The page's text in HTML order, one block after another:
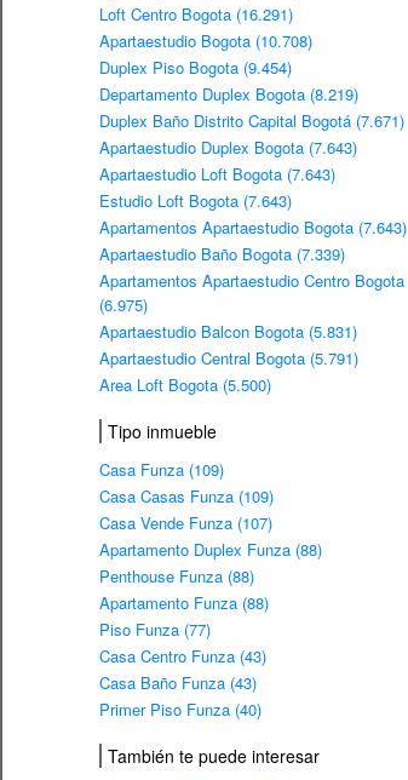
Loft Centro Bogota (16.291)
Apartaestudio Bogota (10.708)
Duplex Piso Bogota (9.454)
Departamento Duplex Bogota (8.219)
Duplex Baño Distrito Capital Bogotá (7.671)
Apartaestudio Duplex Bogota (7.643)
Apartaestudio Loft Bogota (7.643)
Estudio Loft Bogota (7.643)
Apartamentos Apartaestudio Bogota (7.643)
Apartaestudio Baño Bogota (7.339)
Apartamentos Apartaestudio Centro Bogota
(6.975)
Apartaestudio Balcon Bogota (5.831)
Apartaestudio Central Bogota (5.791)
Area Loft Bogota (5.500)
Tipo inmueble
Casa Funza (109)
Casa Casas Funza (109)
Casa Vende Funza (107)
Apartamento Duplex Funza (88)
Penthouse Funza (88)
Apartamento Funza (88)
Piso Funza (77)
Casa Centro Funza (43)
Casa Baño Funza (43)
Primer Piso Funza (40)
También te puede interesar